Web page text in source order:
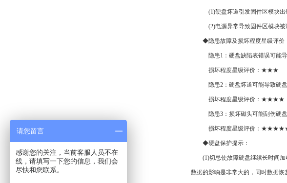
(1)硬盘坏道引发固件区模块出
(2)电源异常导致固件区模块被
◆隐患故障及损坏程度星级评价
隐患1：硬盘缺陷表错误可能导
损坏程度星级评价：★★★
隐患2：硬盘坏道可能导致硬盘
损坏程度星级评价：★★★★
隐患3：损坏磁头可能刮伤硬盘
损坏程度星级评价：
◆硬盘保护提示：
(1)切忌使故障硬盘继续长时间加
数据的影响是非常大的，同时数据恢
请您留言
感谢您的关注，当前客服人员不在
线，请填写一下您的信息，我们会
尽快和您联系。